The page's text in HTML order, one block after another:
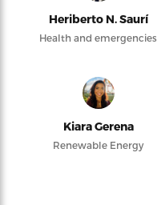
Heriberto N. Saurí
Health and emergencies
Kiara Gerena
Renewable Energy